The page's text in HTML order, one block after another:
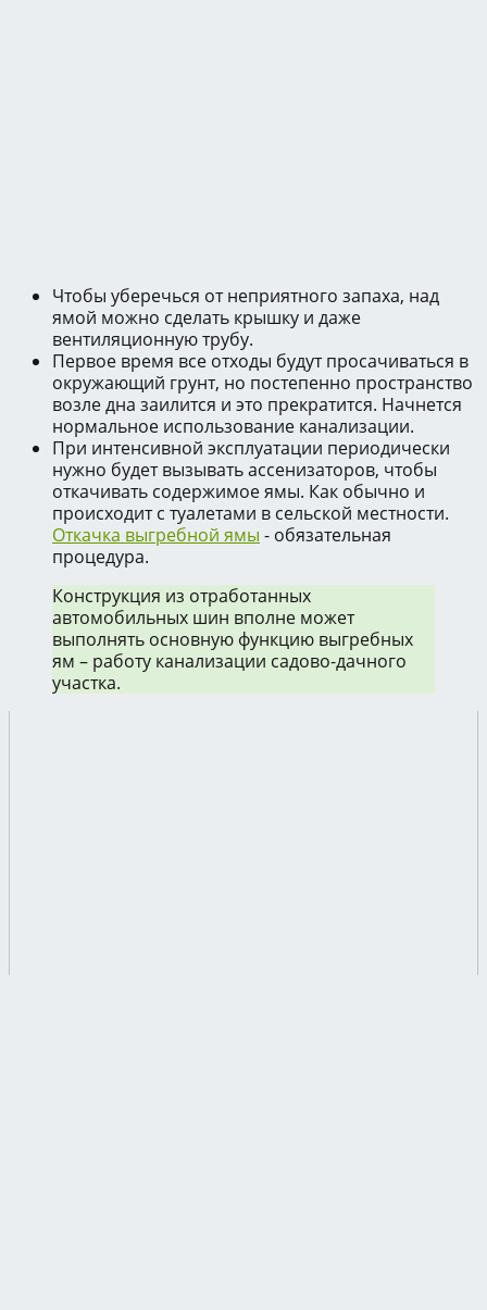
Чтобы уберечься от неприятного запаха, над
ямой можно сделать крышку и даже
вентиляционную трубу.
Первое время все отходы будут просачиваться в
окружающий грунт, но постепенно пространство
возле дна заилится и это прекратится. Начнется
нормальное использование канализации.
При интенсивной эксплуатации периодически
нужно будет вызывать ассенизаторов, чтобы
откачивать содержимое ямы. Как обычно и
происходит с туалетами в сельской местности.
Откачка выгребной ямы - обязательная
процедура.
Конструкция из отработанных
автомобильных шин вполне может
выполнять основную функцию выгребных
ям – работу канализации садово-дачного
участка.